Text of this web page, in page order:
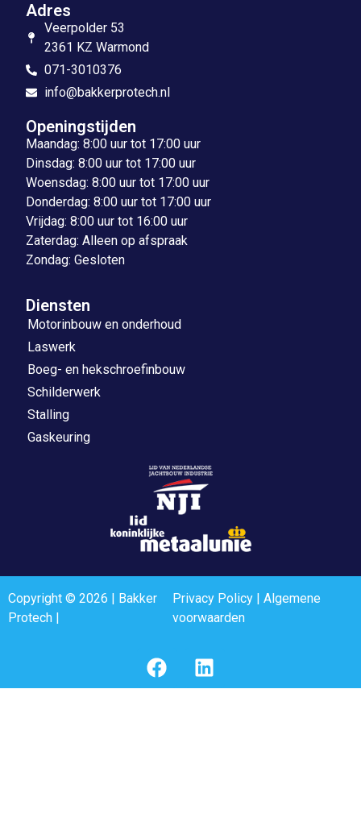
Adres
Veerpolder 53
2361 KZ Warmond
071-3010376
info@bakkerprotech.nl
Openingstijden
Maandag: 8:00 uur tot 17:00 uur
Dinsdag: 8:00 uur tot 17:00 uur
Woensdag: 8:00 uur tot 17:00 uur
Donderdag: 8:00 uur tot 17:00 uur
Vrijdag: 8:00 uur tot 16:00 uur
Zaterdag: Alleen op afspraak
Zondag: Gesloten
Diensten
Motorinbouw en onderhoud
Laswerk
Boeg- en hekschroefinbouw
Schilderwerk
Stalling
Gaskeuring
Copyright © 2026 | Bakker
Protech |
Privacy Policy| Algemene
voorwaarden